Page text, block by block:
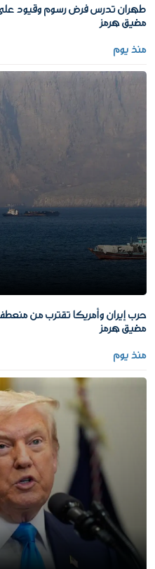
طهران تدرس فرض رسوم وقيود
مضيق هرمز
منذ يوم
حرب إيران وأمريكا تقترب من
مضيق هرمز
منذ يوم